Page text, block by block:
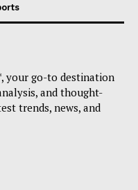
your go-to destination
and thought-
trends, news, and